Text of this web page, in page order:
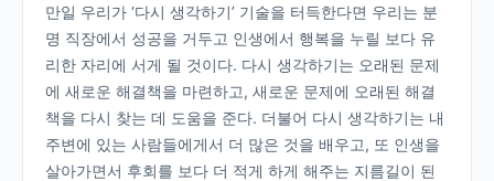
만일 우리가 ‘다시 생각하기’ 기술을 터득한다면 우리는 분
명 직장에서 성공을 거두고 인생에서 행복을 누릴 보다 유
리한 자리에 서게 될 것이다. 다시 생각하기는 오래된 문제
에 새로운 해결책을 마련하고, 새로운 문제에 오래된 해결
책을 다시 찾는 데 도움을 준다. 더불어 다시 생각하기는 내
주변에 있는 사람들에게서 더 많은 것을 배우고, 또 인생을
살아가면서 후회를 보다 더 적게 하게 해주는 지름길이 된